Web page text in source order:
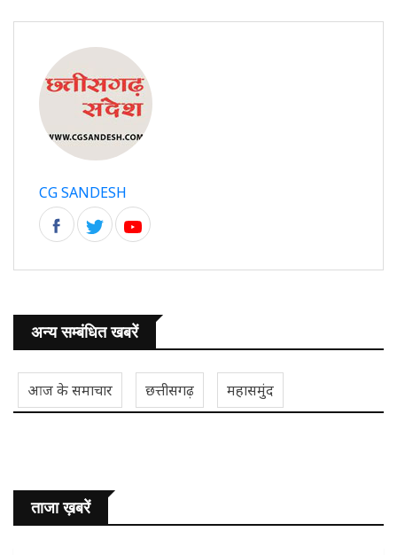
CG SANDESH
अन्य सम्बंधित खबरें
आज के समाचार छत्तीसगढ़ महासमुंद
ताजा ख़बरें